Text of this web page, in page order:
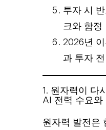
투자 시
크와 함정
2026년
과 투자
1. 원자력이 다
AI 전력 수요와
원자력 발전은